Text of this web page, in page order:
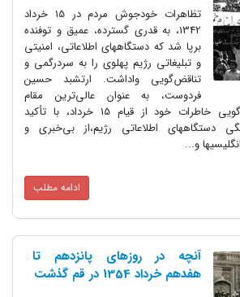
تظاهرات خودجوش مردم در 15 خرداد
1342، به قدری گسترده‌، عمیق و توفنده
برپا شد که دستگاههای اطلاعاتی‌، امنیتی
و تبلیغاتی رژیم پهلوی را به سردرگمی و
تناقض‌گویی واداشت‌. ارتشبد حسین
فردوست‌، به عنوان عالی‌ترین مقام
اطلاعاتی رژیم‌، در بازگویی خاطرات خود از قیام 15 خرداد، با تأکید
دستگاههای اطلاعاتی رژیم‌،از بی‌خبری و
و...
ادامه مطلب
آنچه در روزهای پانزدهم تا
هفدهم خرداد 1354 در قم گذشت‌